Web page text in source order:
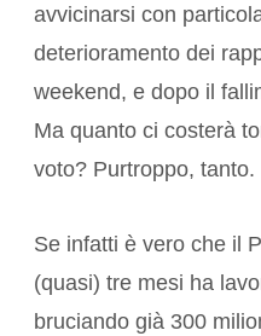
avvicinarsi con
deterioramento dei
weekend, e dopo il
Ma quanto ci costerà
voto? Purtroppo, tanto.
Se infatti è vero che il
(quasi) tre mesi ha
bruciando già 300